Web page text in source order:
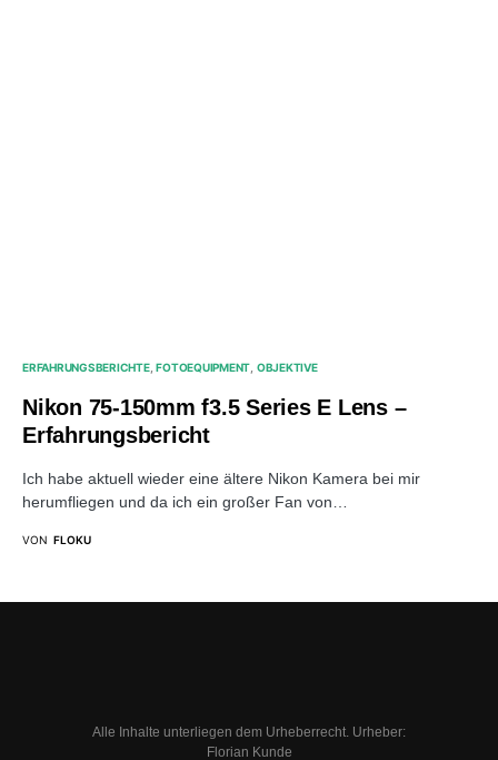
ERFAHRUNGSBERICHTE FOTOEQUIPMENT OBJEKTIVE
Nikon 75-150mm f3.5 Series E Lens –
Erfahrungsbericht
Ich habe aktuell wieder eine ältere Nikon Kamera bei mir
herumfliegen und da ich ein großer Fan von…
VON FLOKU
Alle Inhalte unterliegen dem Urheberrecht. Urheber:
Florian Kunde